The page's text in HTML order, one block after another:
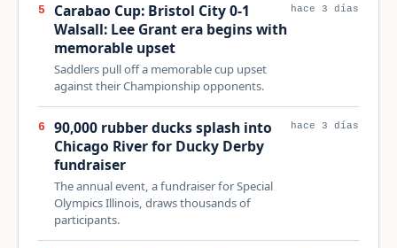
5
Carabao Cup: Bristol City 0-1
Walsall: Lee Grant era begins with
memorable upset
Saddlers pull off a memorable cup upset
against their Championship opponents.
hace 3 días
6
90,000 rubber ducks splash into
Chicago River for Ducky Derby
fundraiser
The annual event, a fundraiser for Special
Olympics Illinois, draws thousands of
participants.
hace 3 días